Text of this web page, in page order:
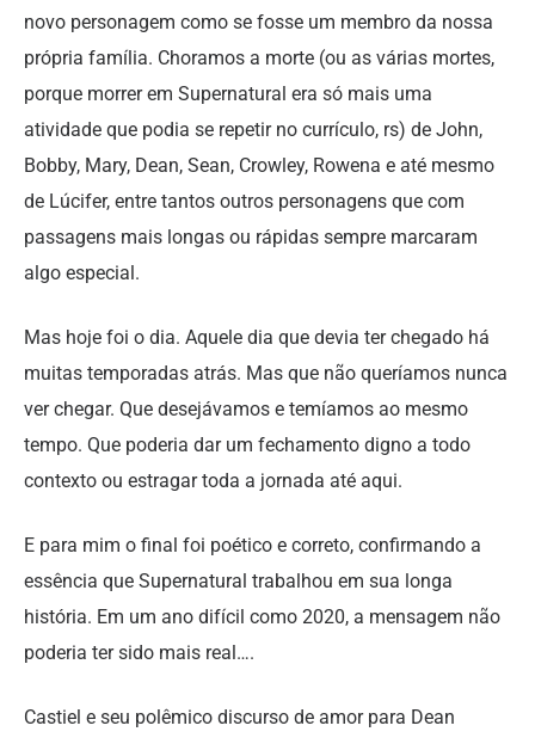
novo personagem como se fosse um membro da nossa
própria família. Choramos a morte (ou as várias mortes,
porque morrer em Supernatural era só mais uma
atividade que podia se repetir no currículo, rs) de John,
Bobby, Mary, Dean, Sean, Crowley, Rowena e até mesmo
de Lúcifer, entre tantos outros personagens que com
passagens mais longas ou rápidas sempre marcaram
algo especial.
Mas hoje foi o dia. Aquele dia que devia ter chegado há
muitas temporadas atrás. Mas que não queríamos nunca
ver chegar. Que desejávamos e temíamos ao mesmo
tempo. Que poderia dar um fechamento digno a todo
contexto ou estragar toda a jornada até aqui.
E para mim o final foi poético e correto, confirmando a
essência que Supernatural trabalhou em sua longa
história. Em um ano difícil como 2020, a mensagem não
poderia ter sido mais real….
Castiel e seu polêmico discurso de amor para Dean